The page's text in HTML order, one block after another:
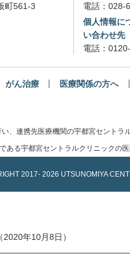
町561-3
電話： 028-
個人情報に
い合わせ先
電話：
がん治療 医療関係の方へ
連携先医療機関の宇都宮セントラ
る宇都宮セントラルクリニックの医
2017- 2026 UTSUNOMIYA
年10月8日）